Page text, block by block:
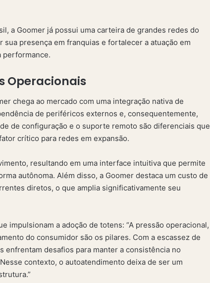
a Goomer já possui uma carteira de grandes redes do
presença em franquias e fortalecer a atuação em
performance.
Operacionais
chega ao mercado com uma integração nativa de
de periféricos externos e, consequentemente,
de configuração e o suporte remoto são diferenciais que
crítico para redes em expansão.
resultando em uma interface intuitiva que permite
autônoma. Além disso, a Goomer destaca um custo de
diretos, o que amplia significativamente seu
impulsionam a adoção de totens: “A pressão operacional,
do consumidor são os pilares. Com a escassez de
enfrentam desafios para manter a consistência no
contexto, o autoatendimento deixa de ser um